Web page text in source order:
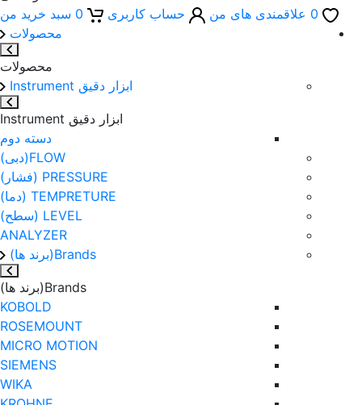
0 علاقمندی های من حساب کاربری 0 سبد خرید من
محصولات
محصولات
ابزار دقیق Instrument
ابزار دقیق Instrument
دسته دوم
FLOW(دبی)
PRESSURE (فشار)
TEMPRETURE (دما)
LEVEL (سطح)
ANALYZER
Brands(برند ها)
Brands(برند ها)
KOBOLD
ROSEMOUNT
MICRO MOTION
SIEMENS
WIKA